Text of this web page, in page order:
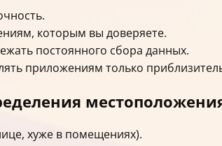
которым вы доверяете.
постоянного сбора данных.
приложениям только
хуже в помещениях).